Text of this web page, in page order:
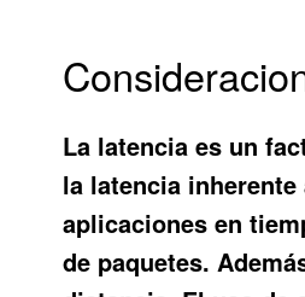
La latencia es un
la latencia
aplicaciones en
de paquetes.